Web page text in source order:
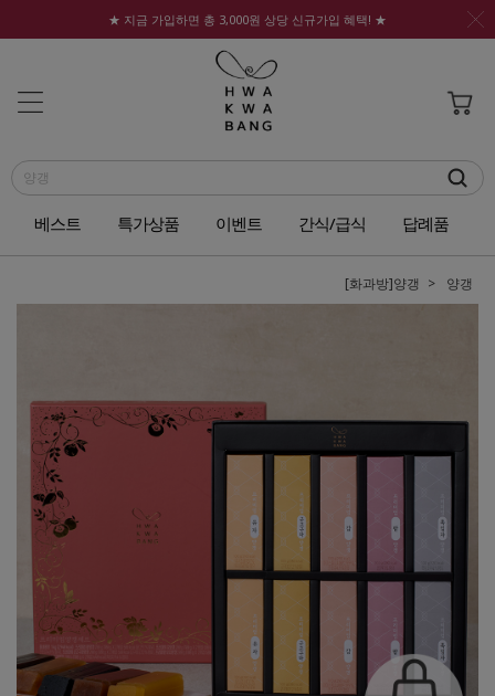
★ 지금 가입하면 총 3,000원 상당 신규가입 혜택! ★
베스트 특가상품 이벤트 간식/급식 답례품
[화과방]양갱 양갱